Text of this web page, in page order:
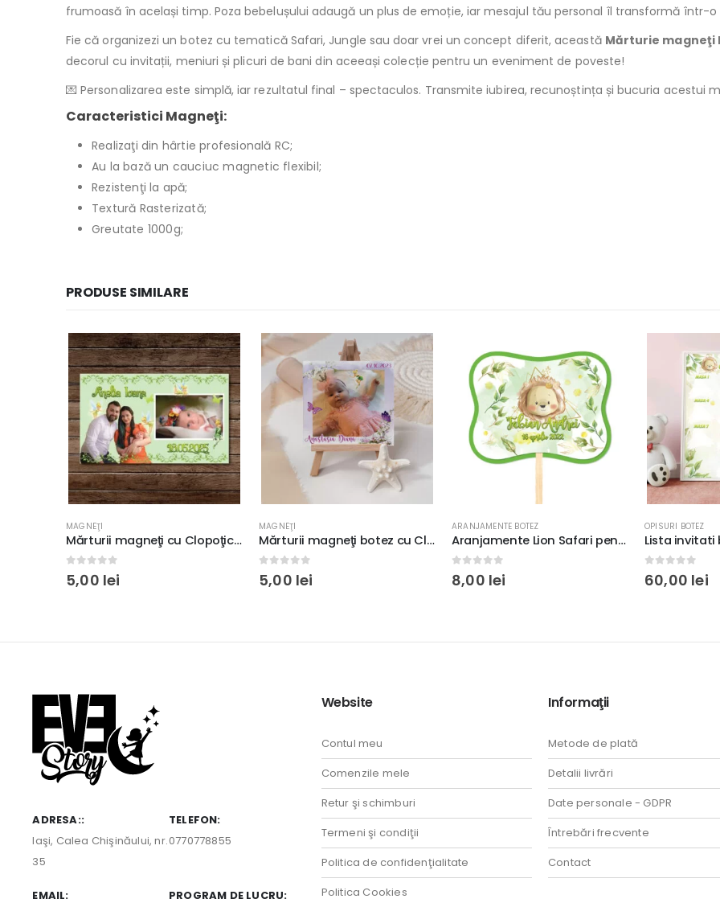
frumoasă în același timp. Poza bebelușului adaugă un plus de emoție, iar mesajul tău personal îl transformă într-
Fie că organizezi un botez cu tematică Safari, Jungle sau doar vrei un concept diferit, această Mărturie magneţi
decorul cu invitații, meniuri și plicuri de bani din aceeași colecție pentru un eveniment de poveste!
💌 Personalizarea este simplă, iar rezultatul final – spectaculos. Transmite iubirea, recunoștința și bucuria
Caracteristici Magneţi:
Realizaţi din hârtie profesională RC;
Au la bază un cauciuc magnetic flexibil;
Rezistenţi la apă;
Textură Rasterizată;
Greutate 1000g;
PRODUSE SIMILARE
MAGNEŢI
Mărturii magneţi botez cu Clopoţica şi flori Gerbera, 9x9cm, magnet personalizat cu poză şi mesaj, carton de lux 1000g
out of 5
5,00 lei
ARANJAMENTE BOTEZ
Aranjamente Lion Safari pentru Candy Bar, 11,5×8,5cm, carton lucios
out of 5
8,00 lei
OPISURI BOTEZ
Lista invitati botez Lion Safari, diverse mărimi, carton lucios de 300g, calitate superioară, culori vii
0 out of 5
60,00lei
MAGNEŢI
0 out of 5
5,00lei
ADRESA::
Iaşi, Calea Chişinăului, nr.
35
TELEFON:
0770778855
EMAIL: PROGRAM DE LUCRU:
Website
Contul meu
Comenzile mele
Retur şi schimburi
Termeni şi condiţii
Politica de confidenţialitate
Politica Cookies
Informaţii
Metode de plată
Detalii livrări
Date personale - GDPR
Întrebări frecvente
Contact